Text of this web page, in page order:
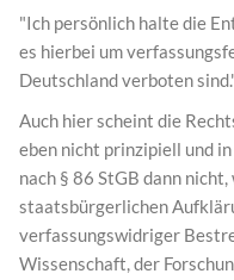
"Ich persönlich halte die
es hierbei um
Deutschland verboten
Auch hier scheint die
eben nicht prinzipiell und
nach § 86 StGB dann
staatsbürgerlichen
verfassungswidriger
Wissenschaft, der